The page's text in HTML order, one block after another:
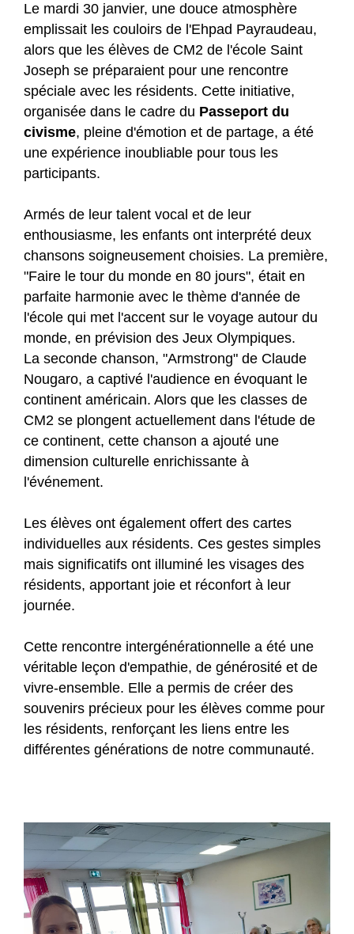
Le mardi 30 janvier, une douce atmosphère
emplissait les couloirs de l'Ehpad Payraudeau,
alors que les élèves de CM2 de l'école Saint
Joseph se préparaient pour une rencontre
spéciale avec les résidents. Cette initiative,
organisée dans le cadre du Passeport du
civisme, pleine d'émotion et de partage, a été
une expérience inoubliable pour tous les
participants.
Armés de leur talent vocal et de leur
enthousiasme, les enfants ont interprété deux
chansons soigneusement choisies. La première,
"Faire le tour du monde en 80 jours", était en
parfaite harmonie avec le thème d'année de
l'école qui met l'accent sur le voyage autour du
monde, en prévision des Jeux Olympiques.
La seconde chanson, "Armstrong" de Claude
Nougaro, a captivé l'audience en évoquant le
continent américain. Alors que les classes de
CM2 se plongent actuellement dans l'étude de
ce continent, cette chanson a ajouté une
dimension culturelle enrichissante à
l'événement.
Les élèves ont également offert des cartes
individuelles aux résidents. Ces gestes simples
mais significatifs ont illuminé les visages des
résidents, apportant joie et réconfort à leur
journée.
Cette rencontre intergénérationnelle a été une
véritable leçon d'empathie, de générosité et de
vivre-ensemble. Elle a permis de créer des
souvenirs précieux pour les élèves comme pour
les résidents, renforçant les liens entre les
différentes générations de notre communauté.